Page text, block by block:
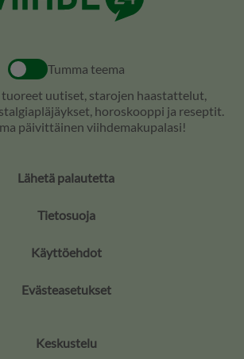
Tumma teema
uutiset, starojen haastattelut,
horoskooppi ja reseptit.
päivittäinen viihdemakupalasi!
Lähetä palautetta
Tietosuoja
Käyttöehdot
Evästeasetukset
Keskustelu